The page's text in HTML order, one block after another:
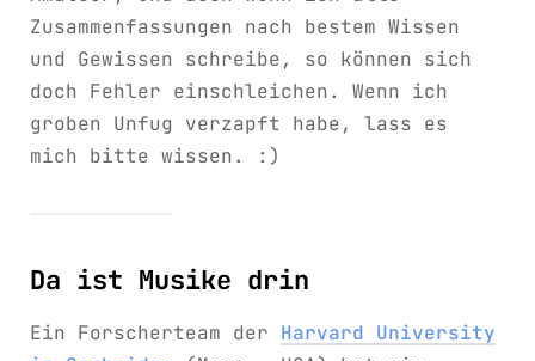
Zusammenfassungen nach bestem Wissen
und Gewissen schreibe, so können sich
doch Fehler einschleichen. Wenn ich
groben Unfug verzapft habe, lass es
mich bitte wissen. :)
Da ist Musike drin
Ein Forscherteam der Harvard University